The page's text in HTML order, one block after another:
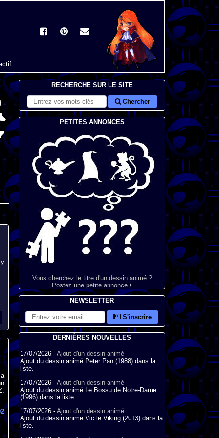
y
RECHERCHE SUR LE SITE
Chercher
PETITES ANNONCES
Vous cherchez le titre d'un dessin animé ?
Postez une petite annonce
NEWSLETTER
S'inscrire
DERNIÈRES NOUVELLES
17/07/2026 - Ajout d'un dessin animé
Ajout du dessin animé Peter Pan (1988) dans la
liste.
17/07/2026 - Ajout d'un dessin animé
Ajout du dessin animé Le Bossu de Notre-Dame
(1996) dans la liste.
17/07/2026 - Ajout d'un dessin animé
Ajout du dessin animé Vic le Viking (2013) dans la
liste.